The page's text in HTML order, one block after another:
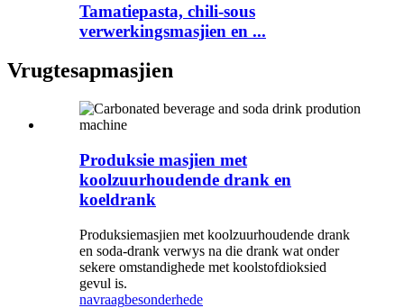
Tamatiepasta, chili-sous
verwerkingsmasjien en ...
Vrugtesapmasjien
Produksie masjien met
koolzuurhoudende drank en
koeldrank
Produksiemasjien met koolzuurhoudende drank
en soda-drank verwys na die drank wat onder
sekere omstandighede met koolstofdioksied
gevul is.
navraagbesonderhede